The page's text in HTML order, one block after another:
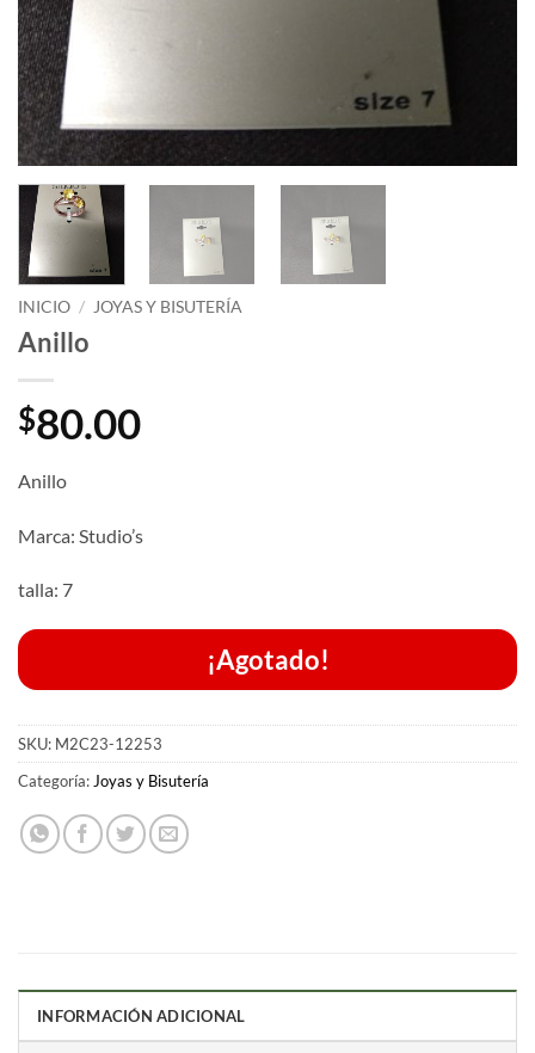
INICIO / JOYAS Y BISUTERÍA
Anillo
$80.00
Anillo
Marca: Studio’s
talla: 7
¡Agotado!
SKU: M2C23-12253
Categoría:Joyas y Bisutería
INFORMACIÓN ADICIONAL